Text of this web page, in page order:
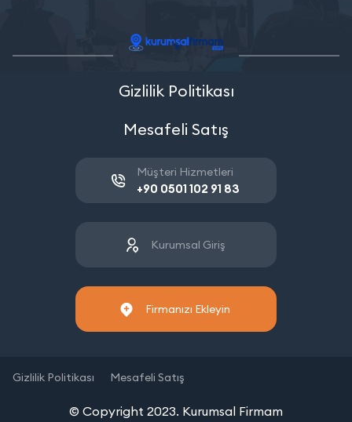
Gizlilik Politikası
Mesafeli Satış
Müşteri Hizmetleri
+90 0501 102 91 83
Kurumsal Giriş
Firmanızı Ekleyin
© Copyright 2023. Kurumsal Firmam
Gizlilik Politikası Mesafeli Satış